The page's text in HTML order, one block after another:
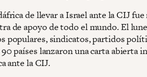
de llevar a Israel ante la CIJ
de apoyo de todo el mundo. El
populares, sindicatos, partidos
países lanzaron una carta abierta
ante la CIJ.